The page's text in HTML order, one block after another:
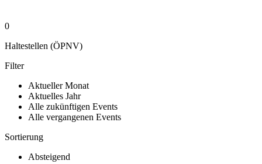
0
Haltestellen (ÖPNV)
Filter
Aktueller Monat
Aktuelles Jahr
Alle zukünftigen Events
Alle vergangenen Events
Sortierung
Absteigend